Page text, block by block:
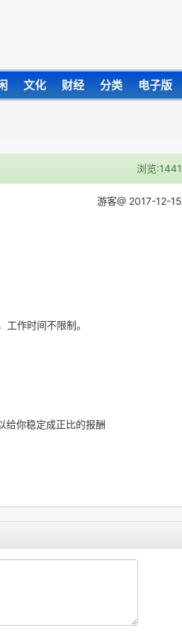
文化 财经 分类 电子版
浏览:1441
游客@ 2017-12-15
作时间不限制。
给你稳定成正比的报酬